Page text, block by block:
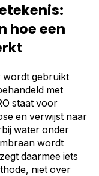
hoe een
wordt gebruikt
met
staat voor
en verwijst naar
water onder
wordt
daarmee iets
niet over